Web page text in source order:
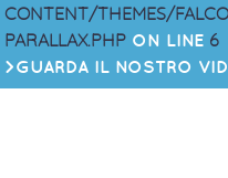
CONTENT/THEMES/
PARALLAX.PHPON LINE 6
>GUARDA IL NOSTRO